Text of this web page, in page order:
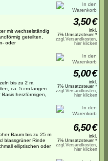
mit wechselständig
geteilten,
oder
3,50€
inkl.
7% Umsatzsteuer *
zzgl.Versandkosten,
hier klicken
bis zu 2 m,
ca. 5 cm langen
herzförmigen,
5,00€
inkl.
7% Umsatzsteuer *
zzgl.Versandkosten,
hier klicken
Baum bis zu 25 m
blassgrüner Rinde
elliptischen oder
6,50€
inkl.
7% Umsatzsteuer *
zzgl.Versandkosten,
hier klicken